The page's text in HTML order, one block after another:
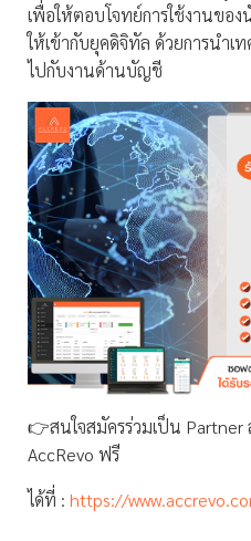
เพื่อให้ตอบโจทย์การใช้งานขอ
ให้เข้ากับยุคดิจิทัล ด้วยการนำเ
ไปกับงานด้านบัญชี
👉สนใจสมัครร่วมเป็น
AccRevo ฟรี
ได้ที่ : https://